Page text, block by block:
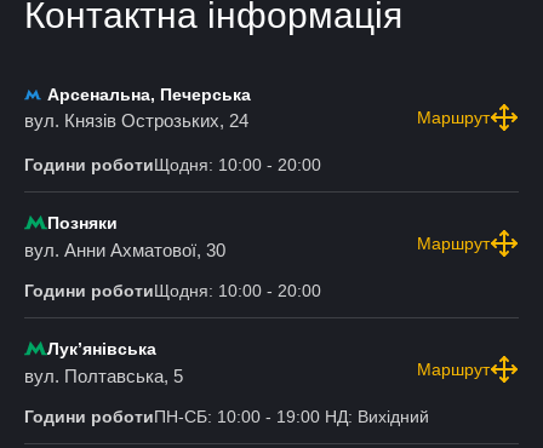
Контактна інформація
Арсенальна, Печерська
вул. Князів Острозьких, 24 Маршрут
Години роботиЩодня: 10:00 - 20:00
Позняки
вул. Анни Ахматової, 30 Маршрут
Години роботиЩодня: 10:00 - 20:00
Лукʼянівська
вул. Полтавська, 5 Маршрут
Години роботиПН-СБ: 10:00 - 19:00 НД: Вихідний